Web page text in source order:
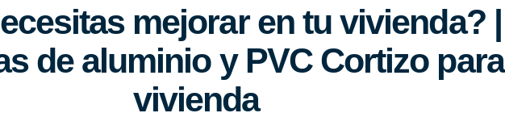
mejorar en tu vivienda? |
de aluminio y PVC Cortizo para
vivienda